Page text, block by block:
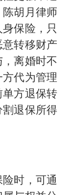
胡月律师
保险，只
转移财产
离婚时不
代为管理
方退保转
退保所得
时，可通